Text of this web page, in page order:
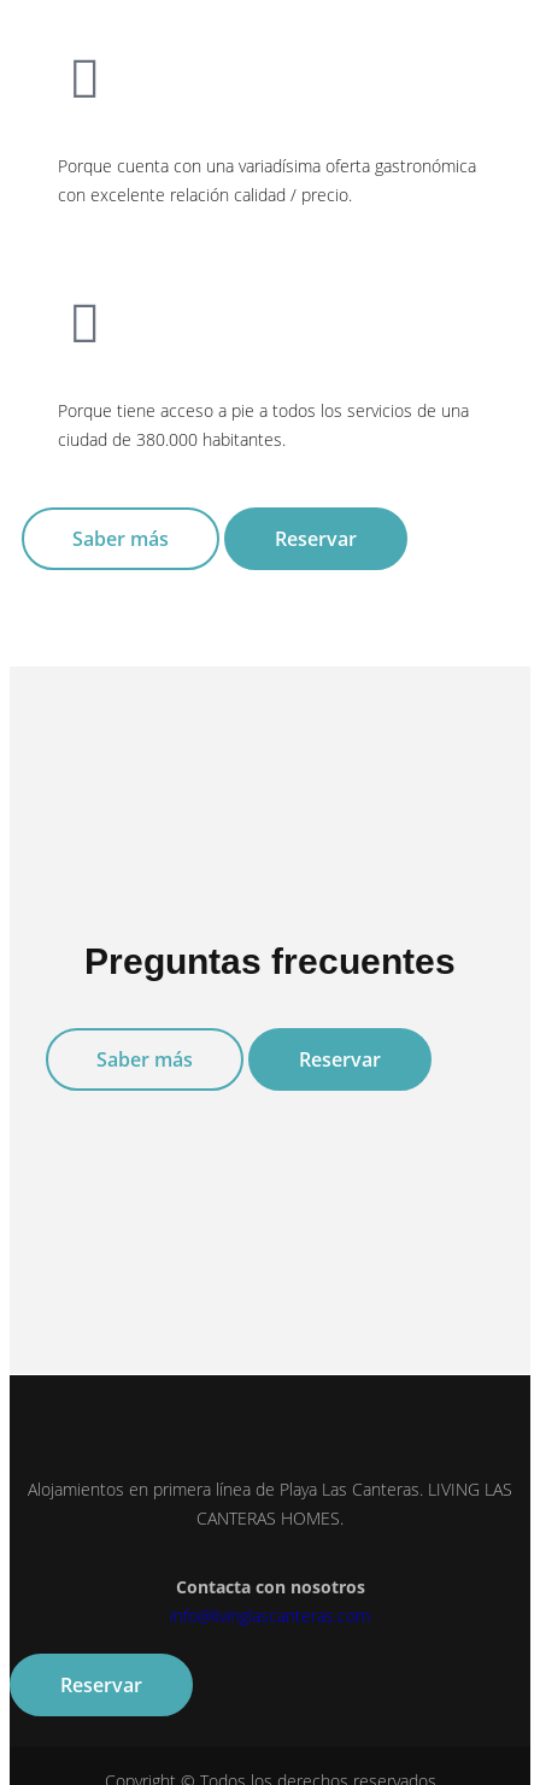
Porque cuenta con una variadísima oferta gastronómica
con excelente relación calidad / precio.
Porque tiene acceso a pie a todos los servicios de una
ciudad de 380.000 habitantes.
Saber más Reservar
Preguntas frecuentes
Saber más Reservar
Alojamientos en primera línea de Playa Las Canteras. LIVING LAS
CANTERAS HOMES.
Contacta con nosotros
info@livinglascanteras.com
Reservar